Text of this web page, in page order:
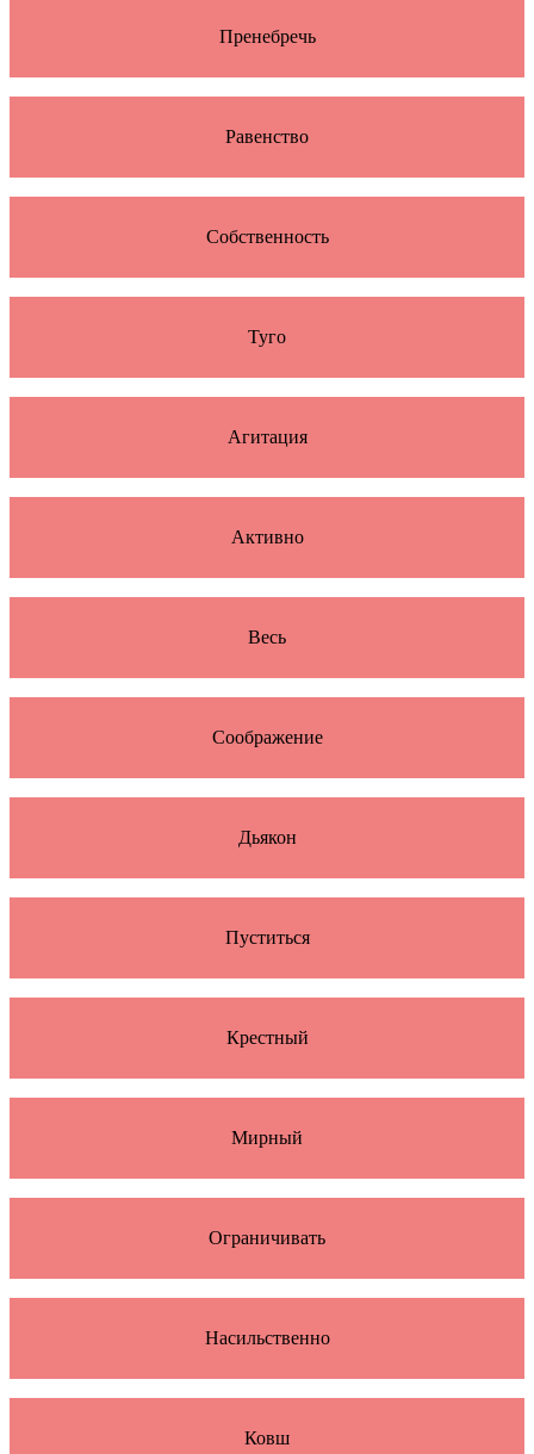
Пренебречь
Равенство
Собственность
Туго
Агитация
Активно
Весь
Соображение
Дьякон
Пуститься
Крестный
Мирный
Ограничивать
Насильственно
Ковш